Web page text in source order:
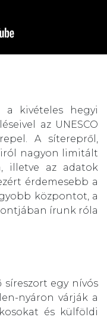
kivételes hegyi
az UNESCO
A síterepről,
nagyon limitált
illetve az adatok
érdemesebb a
központot, a
írunk róla
síreszort egy nívós
nyáron várják a
és külföldi